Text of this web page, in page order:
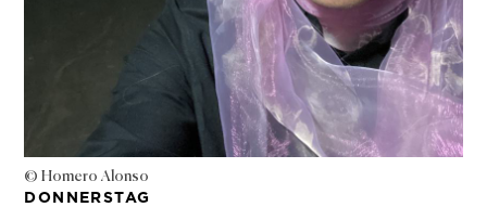
© Homero Alonso
DONNERSTAG